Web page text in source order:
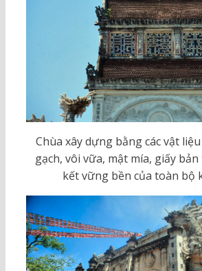
Chùa xây dựng bằng các vật
gạch, vôi vữa, mật mía, giấy
kết vững bền của toàn bộ